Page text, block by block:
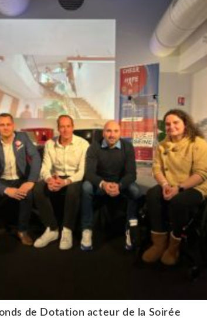
de Dotation acteur de la Soirée